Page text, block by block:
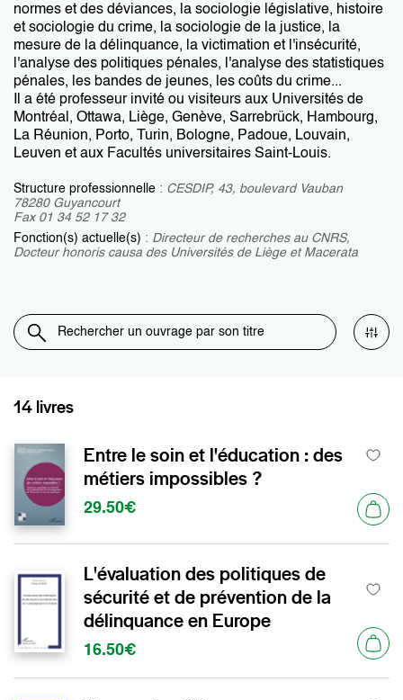
normes et des déviances, la sociologie législative, histoire
et sociologie du crime, la sociologie de la justice, la
mesure de la délinquance, la victimation et l'insécurité,
l'analyse des politiques pénales, l'analyse des statistiques
pénales, les bandes de jeunes, les coûts du crime...
Il a été professeur invité ou visiteurs aux Universités de
Montréal, Ottawa, Liège, Genève, Sarrebrück, Hambourg,
La Réunion, Porto, Turin, Bologne, Padoue, Louvain,
Leuven et aux Facultés universitaires Saint-Louis.
Structure professionnelle : CESDIP, 43, boulevard Vauban
78280 Guyancourt
Fax 01 34 52 17 32
Fonction(s) actuelle(s) : Directeur de recherches au CNRS,
Docteur honoris causa des Universités de Liège et Macerata
14 livres
Entre le soin et l'éducation : des
métiers impossibles ?
29.50€
L'évaluation des politiques de
sécurité et de prévention de la
délinquance en Europe
16.50€